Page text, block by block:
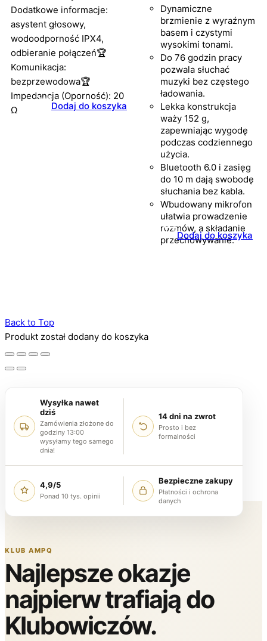
Dodatkowe informacje:
asystent głosowy,
wodoodporność IPX4,
odbieranie połączeń🏆
Komunikacja:
bezprzewodowa🏆
Impedancja (Oporność): 20
Ω
Dodaj do koszyka
Dynamiczne
brzmienie z wyraźnym
basem i czystymi
wysokimi tonami.
Do 76 godzin pracy
pozwala słuchać
muzyki bez częstego
ładowania.
Lekka konstrukcja
waży 152 g,
zapewniając wygodę
podczas codziennego
użycia.
Bluetooth 6.0 i zasięg
do 10 m dają swobodę
słuchania bez kabla.
Wbudowany mikrofon
ułatwia prowadzenie
rozmów, a składanie
przechowywanie.
Dodaj do koszyka
Back to Top
Produkt został dodany do koszyka
Wysyłka nawet
dziś
Zamówienia złożone do
godziny 13:00
wysyłamy tego samego
dnia!
14 dni na zwrot
Prosto i bez
formalności
4,9/5
Ponad 10 tys. opinii
Bezpieczne zakupy
Płatności i ochrona
danych
KLUB AMPQ
Najlepsze okazje
najpierw trafiają do
Klubowiczów.